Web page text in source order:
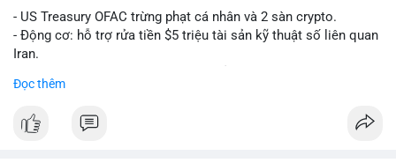
- US Treasury OFAC trừng phạt cá nhân và 2 sàn crypto.
- Động cơ: hỗ trợ rửa tiền $5 triệu tài sản kỹ thuật số liên quan
Iran.
- Tác động: rủi ro cho thị trường crypto, tăng áp lực pháp lý.
#binancesquare
Đọc thêm